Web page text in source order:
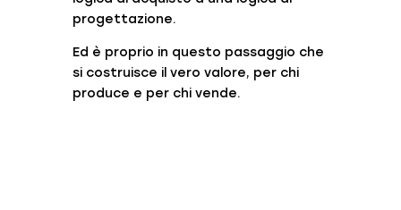
progettazione.
Ed è proprio in questo passaggio che
si costruisce il vero valore, per chi
produce e per chi vende.